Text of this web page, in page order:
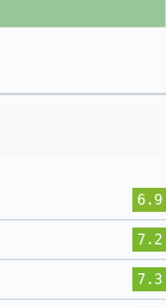
6.9
7.2
7.3